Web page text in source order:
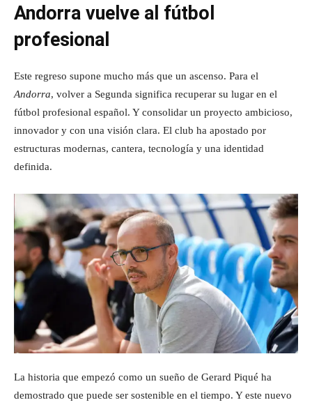
Andorra vuelve al fútbol
profesional
Este regreso supone mucho más que un ascenso. Para el
Andorra, volver a Segunda significa recuperar su lugar en el
fútbol profesional español. Y consolidar un proyecto ambicioso,
innovador y con una visión clara. El club ha apostado por
estructuras modernas, cantera, tecnología y una identidad
definida.
La historia que empezó como un sueño de Gerard Piqué ha
demostrado que puede ser sostenible en el tiempo. Y este nuevo